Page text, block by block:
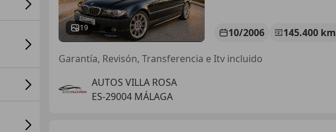
19 10/2006 145.400 km
Garantía, Revisón, Transferencia e Itv incluido
AUTOS VILLA ROSA
ES-29004 MÁLAGA